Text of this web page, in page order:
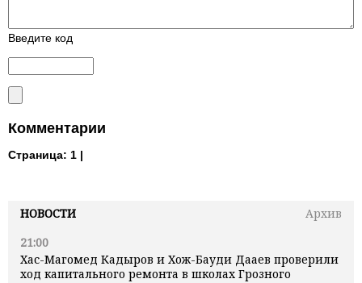
НОВОСТИ
Архив
21:00
Хас-Магомед Кадыров и Хож-Бауди Дааев проверили
ход капитального ремонта в школах Грозного
Введите код
Комментарии
Страница: 1 |